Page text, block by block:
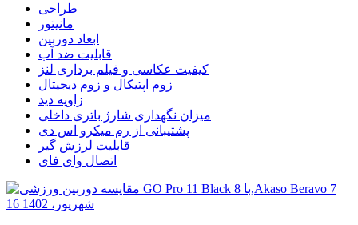
طراحی
مانیتور
ابعاد دوربین
قابلیت ضد آب
کیفیت عکاسی و فیلم برداری لنز
زوم اپتیکال و زوم دیجیتال
زاویه دید
میزان نگهداری شارژ باتری داخلی
پشتیبانی از رم میکرو اس دی
قابلیت لرزش گیر
اتصال وای فای
16 شهریور، 1402